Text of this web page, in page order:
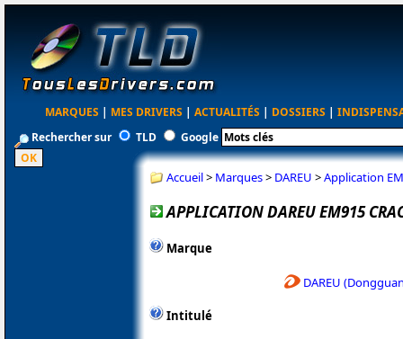
MARQUES | MES DRIVERS | ACTUALITÉS | DOSSIERS |
Rechercher sur
TLD Google
Accueil> Marques> DAREU >Application
APPLICATION DAREU EM915
Marque
DAREU
Intitulé